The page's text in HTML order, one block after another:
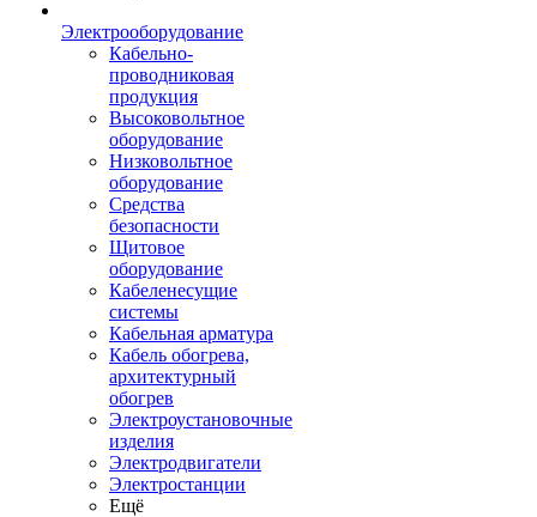
Электрооборудование
Кабельно-
проводниковая
продукция
Высоковольтное
оборудование
Низковольтное
оборудование
Средства
безопасности
Щитовое
оборудование
Кабеленесущие
системы
Кабельная арматура
Кабель обогрева,
архитектурный
обогрев
Электроустановочные
изделия
Электродвигатели
Электростанции
Ещё